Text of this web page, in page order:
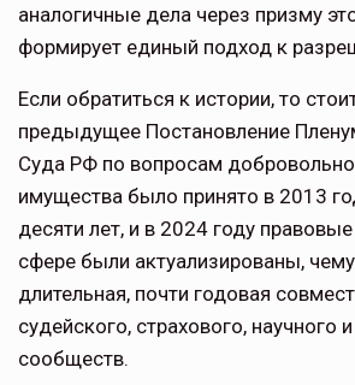
аналогичные дела через призму
формирует единый подход к
Если обратиться к истории, то
предыдущее Постановление
Суда РФ по вопросам
имущества было принято в 2013
десяти лет, и в 2024 году
сфере были актуализированы,
длительная, почти годовая
судейского, страхового, научного
сообществ.